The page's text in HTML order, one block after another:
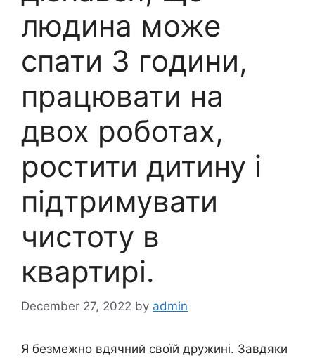
людина може
спати 3 години,
працювати на
двох роботах,
ростити дитину і
підтримувати
чистоту в
квартирі.
December 27, 2022 by admin
Я безмежно вдячний своїй дружині. Завдяки